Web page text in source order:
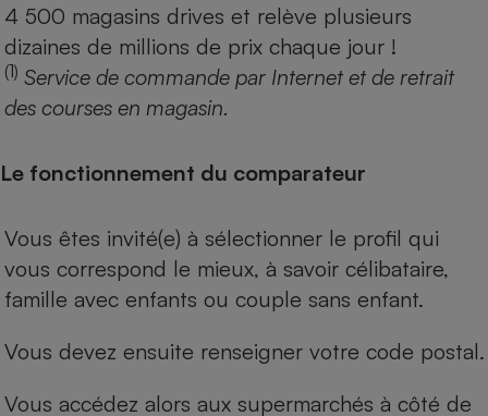
4 500 magasins drives et relève plusieurs
dizaines de millions de prix chaque jour !
(1) Service de commande par Internet et de retrait
des courses en magasin.
Le fonctionnement du comparateur
Vous êtes invité(e) à sélectionner le profil qui
vous correspond le mieux, à savoir célibataire,
famille avec enfants ou couple sans enfant.
Vous devez ensuite renseigner votre code postal.
Vous accédez alors aux supermarchés à côté de